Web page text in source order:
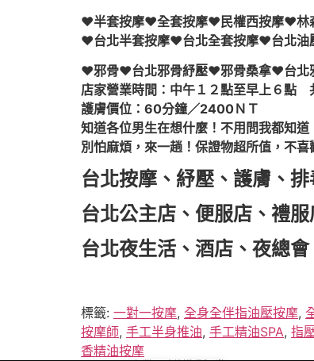
♥半套按摩♥全套按摩♥民權西按摩♥
♥台北半套按摩♥台北全套按摩♥台北
♥邪骨♥台北邪骨紓壓♥邪骨桑拿♥台
店家營業時間：中午１２點至早上６點
護膚價位：60分鐘／2400ＮＴ
知道各位男生在想什麼！不用問我都知道
別怕麻煩，來一趟！保證物超所值，不喜
台北按摩、紓壓、護膚、
台北公主店、便服店、禮
台北夜生活、酒店、夜總
標籤: 一對一按摩, 全身全伴指油壓按摩,
按摩師, 手工半身推油, 手工精油SPA, 指
香精油按摩